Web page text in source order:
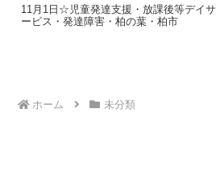
11月1日☆児童発達支援・放課後等デイサ
ービス・発達障害・柏の葉・柏市
ホーム 未分類